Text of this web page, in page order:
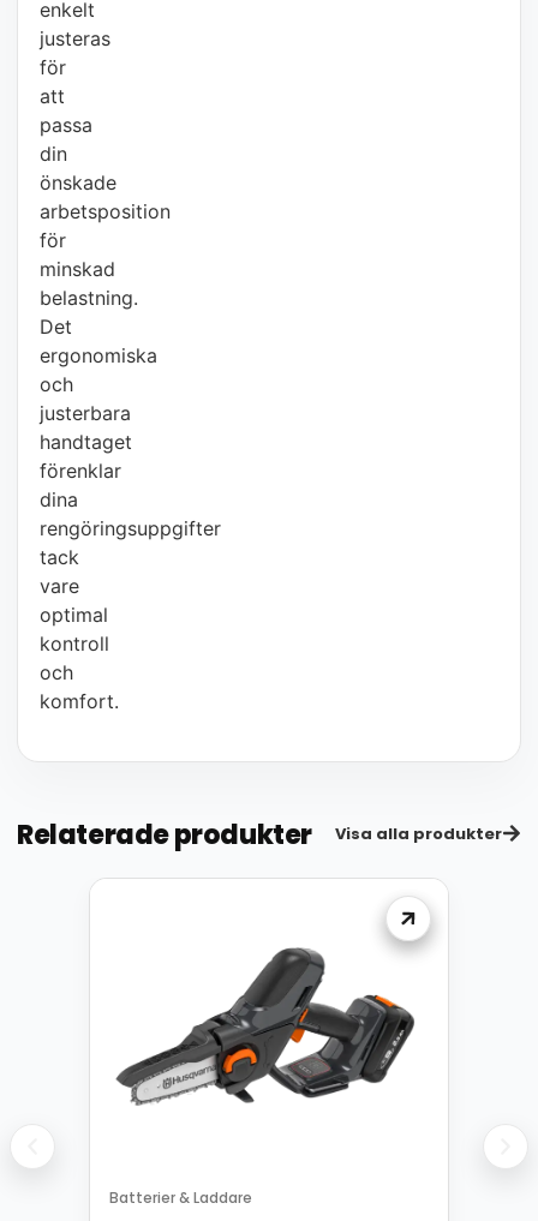
enkelt
justeras
för
att
passa
din
önskade
arbetsposition
för
minskad
belastning.
Det
ergonomiska
och
justerbara
handtaget
förenklar
dina
rengöringsuppgifter
tack
vare
optimal
kontroll
och
komfort.
Relaterade produkter Visa alla produkter
Batterier & Laddare